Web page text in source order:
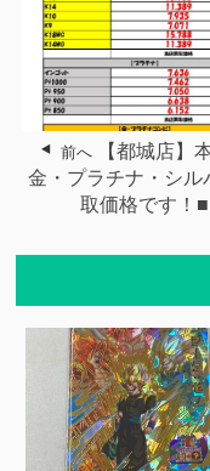
前へ
【都城店】
金・プラチナ・シル
取価格です！■